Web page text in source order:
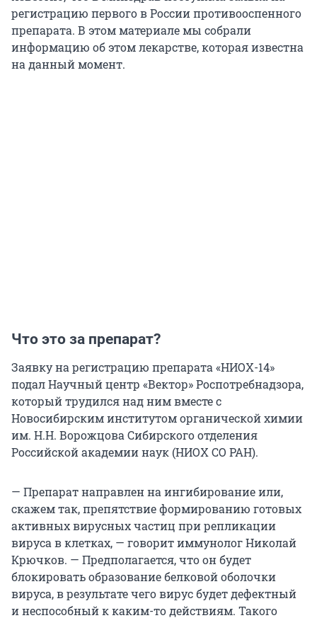
регистрацию первого в России противооспенного
препарата. В этом материале мы собрали
информацию об этом лекарстве, которая известна
на данный момент.
Что это за препарат?
Заявку на регистрацию препарата «НИОХ-14»
подал Научный центр «Вектор» Роспотребнадзора,
который трудился над ним вместе с
Новосибирским институтом органической химии
им. Н.Н. Ворожцова Сибирского отделения
Российской академии наук (НИОХ СО РАН).
— Препарат направлен на ингибирование или,
скажем так, препятствие формированию готовых
активных вирусных частиц при репликации
вируса в клетках, — говорит иммунолог Николай
Крючков. — Предполагается, что он будет
блокировать образование белковой оболочки
вируса, в результате чего вирус будет дефектный
и неспособный к каким-то действиям. Такого